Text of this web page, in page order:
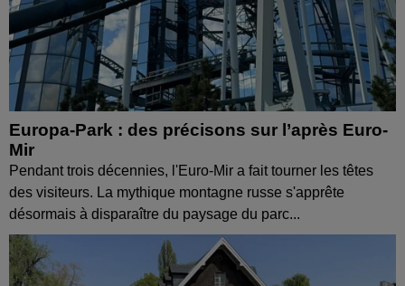
Europa-Park : des précisons sur l’après Euro-
Mir
Pendant trois décennies, l'Euro-Mir a fait tourner les têtes
des visiteurs. La mythique montagne russe s'apprête
désormais à disparaître du paysage du parc...